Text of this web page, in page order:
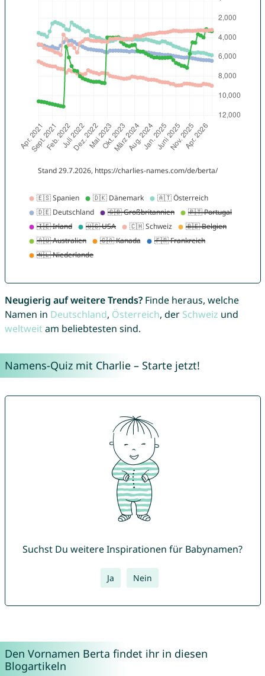
Neugierig auf weitere Trends?Finde heraus, welche
Namen in Deutschland, Österreich, der Schweiz und
weltweitam beliebtesten sind.
Namens-Quiz mit Charlie – Starte jetzt!
Suchst Du weitere Inspirationen für Babynamen?
Ja Nein
Den Vornamen Berta findet ihr in diesen
Blogartikeln